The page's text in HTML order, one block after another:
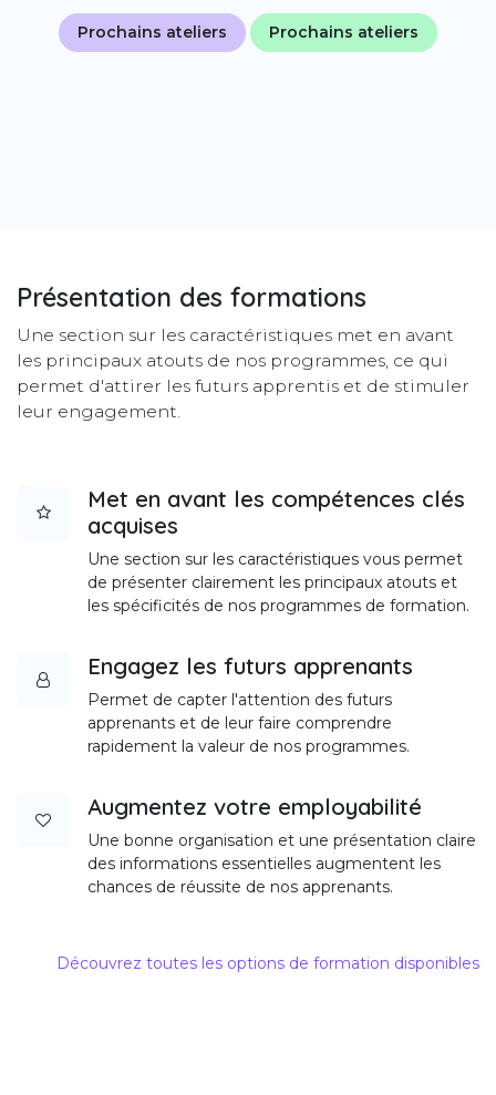
Prochains ateliers Prochains ateliers
Présentation des formations
Une section sur les caractéristiques met en avant
les principaux atouts de nos programmes, ce qui
permet d'attirer les futurs apprentis et de stimuler
leur engagement.
Met en avant les compétences clés
acquises
Une section sur les caractéristiques vous permet
de présenter clairement les principaux atouts et
les spécificités de nos programmes de formation.
Engagez les futurs apprenants
Permet de capter l'attention des futurs
apprenants et de leur faire comprendre
rapidement la valeur de nos programmes.
Augmentez votre employabilité
Une bonne organisation et une présentation claire
des informations essentielles augmentent les
chances de réussite de nos apprenants.
Découvrez toutes les options de formation disponibles